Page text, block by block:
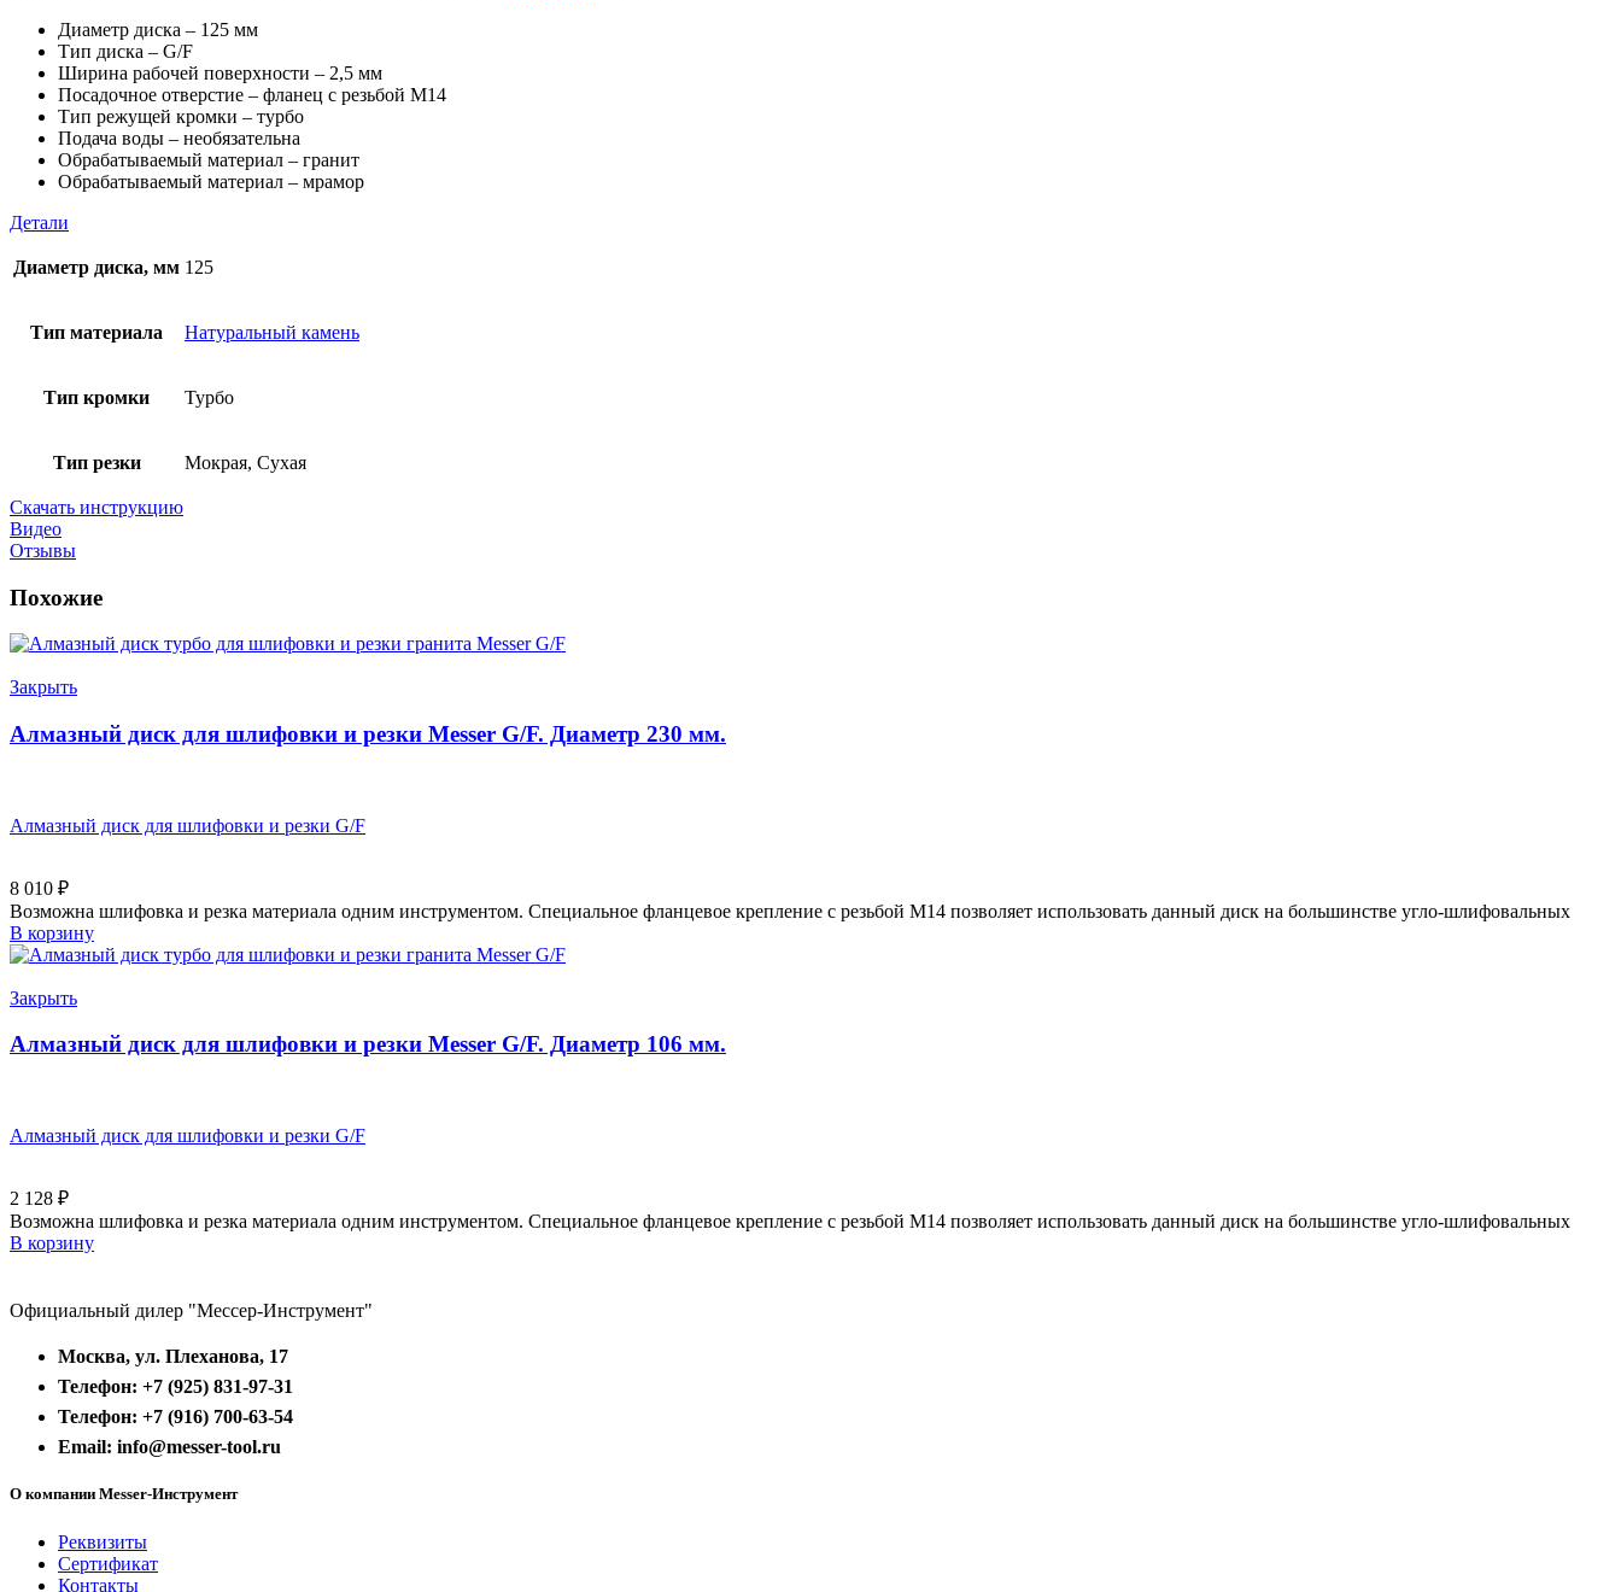
Диаметр диска – 125 мм
Тип диска – G/F
Ширина рабочей поверхности – 2,5 мм
Посадочное отверстие – фланец с резьбой М14
Тип режущей кромки – турбо
Подача воды – необязательна
Обрабатываемый материал – гранит
Обрабатываемый материал – мрамор
Детали
Диаметр диска, мм 125
Тип материала Натуральный камень
Тип кромки Турбо
Тип резки Мокрая, Сухая
Скачать инструкцию
Видео
Отзывы
Похожие
Закрыть
Алмазный диск для шлифовки и резки Messer G/F. Диаметр 230 мм.
Алмазный диск для шлифовки и резки G/F
8 010 ₽
Возможна шлифовка и резка материала одним инструментом. Специальное фланцевое крепление с резьбой М14 позволяет использовать данный диск на большинстве угло-шлифовальных
В корзину
Закрыть
Алмазный диск для шлифовки и резки Messer G/F. Диаметр 106 мм.
Алмазный диск для шлифовки и резки G/F
2 128 ₽
Возможна шлифовка и резка материала одним инструментом. Специальное фланцевое крепление с резьбой М14 позволяет использовать данный диск на большинстве угло-шлифовальных
В корзину
Официальный дилер "Мессер-Инструмент"
Москва, ул. Плеханова, 17
Телефон: +7 (925) 831-97-31
Телефон: +7 (916) 700-63-54
Email: info@messer-tool.ru
О компании Messer-Инструмент
Реквизиты
Сертификат
Контакты